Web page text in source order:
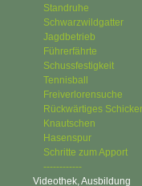
Standruhe
Schwarzwildgatter
Jagdbetrieb
Führerfährte
Schussfestigkeit
Tennisball
Freiverlorensuche
Rückwärtiges
Knautschen
Hasenspur
Schritte zum Apport
------------
Videothek, Ausbildung